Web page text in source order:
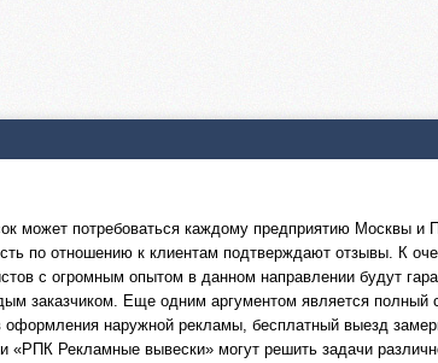
может потребоваться каждому предприятию
по отношению к клиентам подтверждают отзывы. К
с огромным опытом в данном направлении будут
заказчиком. Еще одним аргументом является полный
оформления наружной рекламы, бесплатный выезд
Рекламные вывески» могут решить задачи